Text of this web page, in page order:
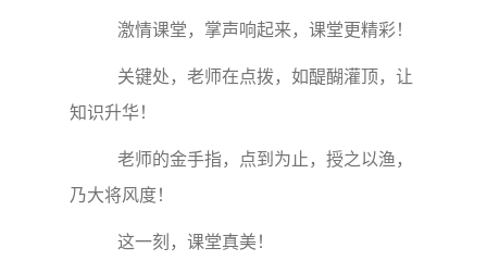
激情课堂，掌声响起来，课堂更精彩！
关键处，老师在点拨，如醍醐灌顶，让
知识升华！
老师的金手指，点到为止，授之以渔，
乃大将风度！
这一刻，课堂真美！